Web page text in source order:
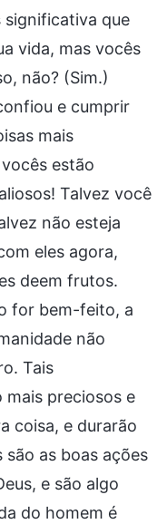
significativa que
vida, mas vocês
não? (Sim.)
e cumprir
mais
estão
Talvez você
não esteja
eles agora,
deem frutos.
for bem-feito, a
não
Tais
preciosos e
coisa, e durarão
são as boas ações
e são algo
do homem é